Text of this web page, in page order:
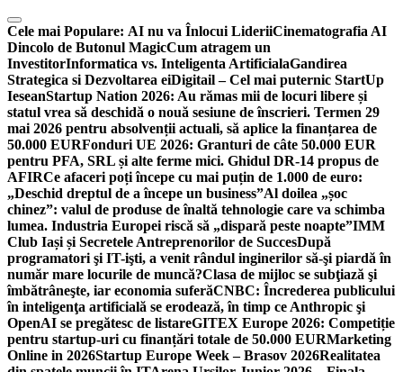
Skip
to
content
Cele mai Populare: AI nu va Înlocui LideriiCinematografia AI
Dincolo de Butonul MagicCum atragem un
InvestitorInformatica vs. Inteligenta ArtificialaGandirea
Strategica si Dezvoltarea eiDigitail – Cel mai puternic StartUp
IeseanStartup Nation 2026: Au rămas mii de locuri libere și
statul vrea să deschidă o nouă sesiune de înscrieri. Termen 29
mai 2026 pentru absolvenții actuali, să aplice la finanțarea de
50.000 EURFonduri UE 2026: Granturi de câte 50.000 EUR
pentru PFA, SRL și alte ferme mici. Ghidul DR-14 propus de
AFIRCe afaceri poți începe cu mai puțin de 1.000 de euro:
„Deschid dreptul de a începe un business”Al doilea „șoc
chinez”: valul de produse de înaltă tehnologie care va schimba
lumea. Industria Europei riscă să „dispară peste noapte”IMM
Club Iași și Secretele Antreprenorilor de SuccesDupă
programatori şi IT-işti, a venit rândul inginerilor să-şi piardă în
număr mare locurile de muncă?Clasa de mijloc se subţiază şi
îmbătrâneşte, iar economia suferăCNBC: Încrederea publicului
în inteligenţa artificială se erodează, în timp ce Anthropic şi
OpenAI se pregătesc de listareGITEX Europe 2026: Competiție
pentru startup-uri cu finanțări totale de 50.000 EURMarketing
Online in 2026Startup Europe Week – Brasov 2026Realitatea